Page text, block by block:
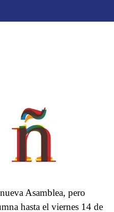
Asamblea, pero
hasta el viernes 14 de